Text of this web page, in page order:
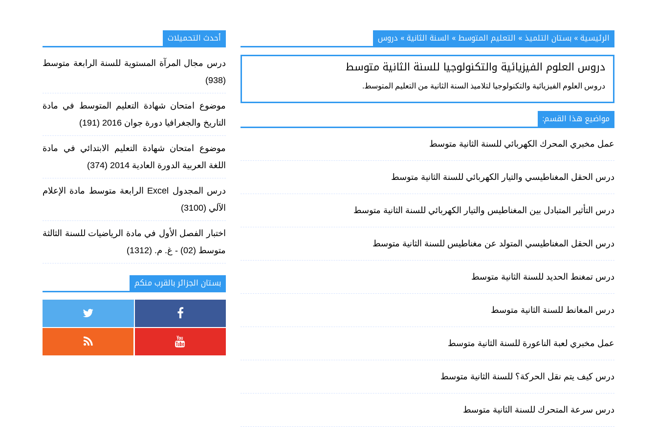
الرئيسية» بستان التلميذ» التعليم المتوسط» السنة الثانية» دروس
دروس العلوم الفيزيائية والتكنولوجيا للسنة الثانية متوسط
دروس العلوم الفيزيائية والتكنولوجيا لتلاميذ السنة الثانية من التعليم المتوسط.
مواضيع هذا القسم:
عمل مخبري المحرك الكهربائي للسنة الثانية متوسط
درس الحقل المغناطيسي والتيار الكهربائي للسنة الثانية متوسط
درس التأثير المتبادل بين المغناطيس والتيار الكهربائي للسنة الثانية متوسط
درس الحقل المغناطيسي المتولد عن مغناطيس للسنة الثانية متوسط
درس تمغنط الحديد للسنة الثانية متوسط
درس المغانط للسنة الثانية متوسط
عمل مخبري لعبة الناعورة للسنة الثانية متوسط
درس كيف يتم نقل الحركة؟ للسنة الثانية متوسط
درس سرعة المتحرك للسنة الثانية متوسط
أحدث التحميلات
درس مجال المرآة المستوية للسنة الرابعة متوسط
(938)
موضوع امتحان شهادة التعليم المتوسط في مادة
التاريخ والجغرافيا دورة جوان 2016
(191)
موضوع امتحان شهادة التعليم الابتدائي في مادة
اللغة العربية الدورة العادية 2014
(374)
درس المجدول Excel الرابعة متوسط مادة الإعلام
الآلي (3100)
اختبار الفصل الأول في مادة الرياضيات للسنة الثالثة
متوسط (02) - غ. م.
(1312)
بستان الجزائر بالقرب منكم